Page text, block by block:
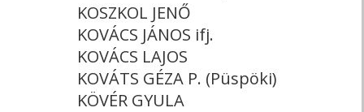
KOSZKOL JENŐ
KOVÁCS JÁNOS ifj.
KOVÁCS LAJOS
KOVÁTS GÉZA P. (Püspöki)
KÖVÉR GYULA